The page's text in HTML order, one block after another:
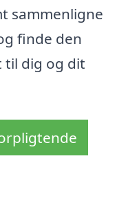
sammenligne
finde den
til dig og dit